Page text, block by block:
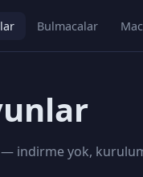
Bulmacalar
— indirme yok,